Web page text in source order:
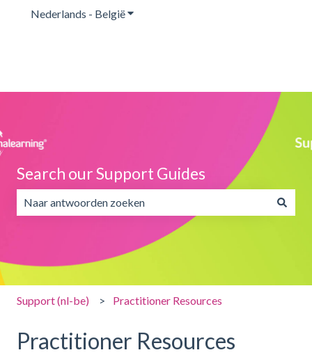
Nederlands - BelgiëSubmenu tonen voor vertalingen
Search our Support Guides
Er zijn geen suggesties want het zoekveld is leeg.
Support (nl-be) Practitioner Resources
Practitioner Resources